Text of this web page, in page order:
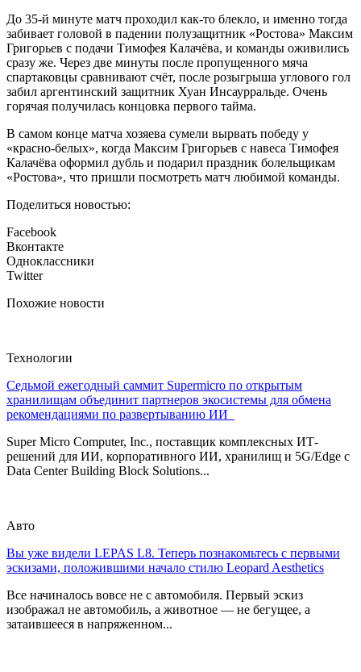
До 35-й минуте матч проходил как-то блекло, и именно тогда
забивает головой в падении полузащитник «Ростова» Максим
Григорьев с подачи Тимофея Калачёва, и команды оживились
сразу же. Через две минуты после пропущенного мяча
спартаковцы сравнивают счёт, после розыгрыша углового гол
забил аргентинский защитник Хуан Инсаурральде. Очень
горячая получилась концовка первого тайма.
В самом конце матча хозяева сумели вырвать победу у
«красно-белых», когда Максим Григорьев с навеса Тимофея
Калачёва оформил дубль и подарил праздник болельщикам
«Ростова», что пришли посмотреть матч любимой команды.
Поделиться новостью:
Facebook
Вконтакте
Одноклассники
Twitter
Похожие новости
Технологии
Седьмой ежегодный саммит Supermicro по открытым
хранилищам объединит партнеров экосистемы для обмена
рекомендациями по развертыванию ИИ
Super Micro Computer, Inc., поставщик комплексных ИТ-
решений для ИИ, корпоративного ИИ, хранилищ и 5G/Edge с
Data Center Building Block Solutions...
Авто
Вы уже видели LEPAS L8. Теперь познакомьтесь с первыми
эскизами, положившими начало стилю Leopard Aesthetics
Все начиналось вовсе не с автомобиля. Первый эскиз
изображал не автомобиль, а животное — не бегущее, а
затаившееся в напряженном...